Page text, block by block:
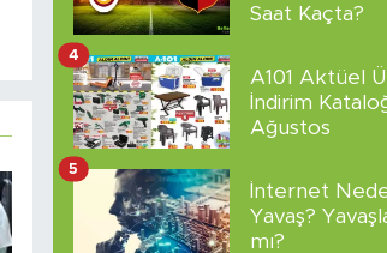
Saat Kaçta?
A101 Aktüel
İndirim
Ağustos
4
İnternet
Yavaş?
mı?
5